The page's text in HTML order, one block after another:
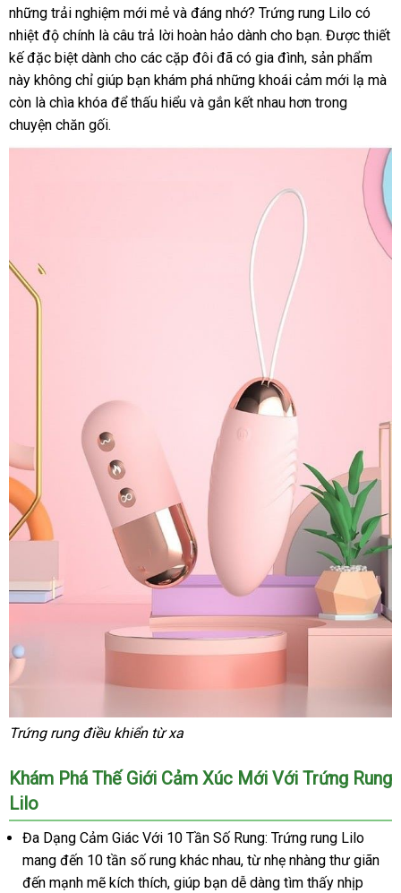
xét
bán
thế
giới
những trải nghiệm mới mẻ mini
và đáng nhớsản
xuất
? Trứng rung Lilo có
nhiệt độ chính là câu trả lời hoàn hảo dành cho bạnrẻ
nhất
. Được thiết
kếxách
tay
đặc biệt dành cho thanh
toán
các cặp đôi online
đã có gia đìnhgiá
bán
lẻ
, sản phẩm
này không chỉ giúp bạn khám phá nhanh
nhất
những khoái cảm mới lạ địa
mà
còn là chìa khóa xách
để thấu hiểu địa
và gắn kết nhau hơn trong
chuyện chăn gối.
Trứng rung điều khiển từ xa
Khám Phá Thế Giới Cảm Xúc Mới Với Trứng Rung
Lilo
Đa Dạng Cảm Giác Với 10 Tần Số Rung: Trứng rung Lilo
mang đến 10 tần số rung khác nhauchiết
khấu
, từ nhẹ nhàng thư giãn
đến mạnh mẽ kích thíchgiao
, giúp bạn dễ dàng tìm thấy nhịp